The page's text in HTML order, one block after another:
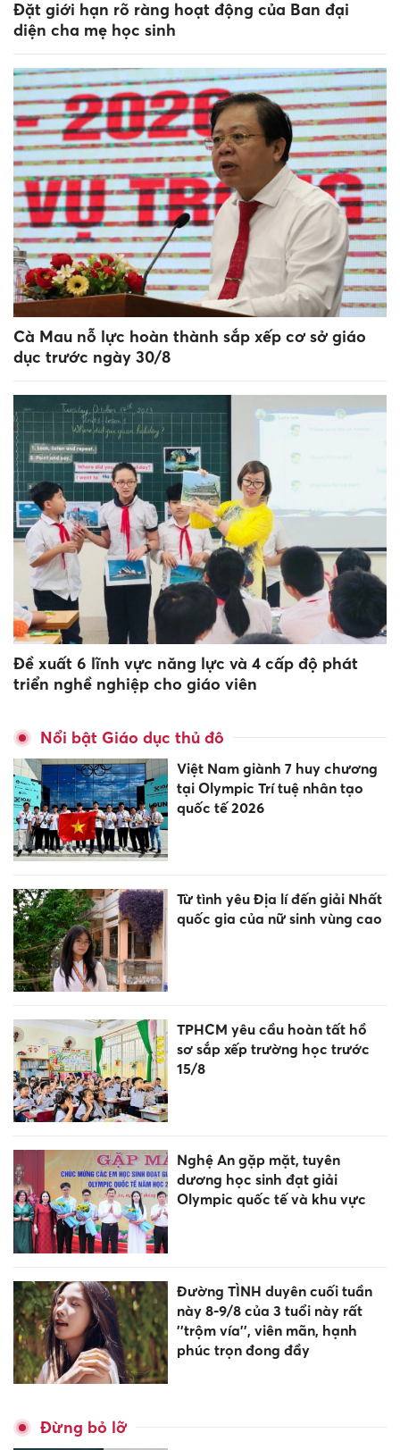
Đặt giới hạn rõ ràng hoạt động của Ban đại
diện cha mẹ học sinh
Cà Mau nỗ lực hoàn thành sắp xếp cơ sở giáo
dục trước ngày 30/8
Đề xuất 6 lĩnh vực năng lực và 4 cấp độ phát
triển nghề nghiệp cho giáo viên
Nổi bật Giáo dục thủ đô
Việt Nam giành 7 huy chương
tại Olympic Trí tuệ nhân tạo
quốc tế 2026
Từ tình yêu Địa lí đến giải Nhất
quốc gia của nữ sinh vùng cao
TPHCM yêu cầu hoàn tất hồ
sơ sắp xếp trường học trước
15/8
Nghệ An gặp mặt, tuyên
dương học sinh đạt giải
Olympic quốc tế và khu vực
Đường TÌNH duyên cuối tuần
này 8-9/8 của 3 tuổi này rất
''trộm vía'', viên mãn, hạnh
phúc trọn đong đầy
Đừng bỏ lỡ